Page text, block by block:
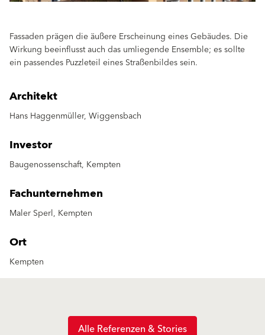
Fassaden prägen die äußere Erscheinung eines Gebäudes. Die
Wirkung beeinflusst auch das umliegende Ensemble; es sollte
ein passendes Puzzleteil eines Straßenbildes sein.
Architekt
Hans Haggenmüller, Wiggensbach
Investor
Baugenossenschaft, Kempten
Fachunternehmen
Maler Sperl, Kempten
Ort
Kempten
Alle Referenzen & Stories